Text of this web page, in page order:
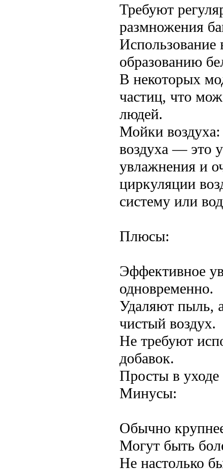
Требуют
размножения
Использование
образованию
В некоторых
частиц, что
людей.
Мойки
воздуха — это
увлажнения и
циркуляции
систему или
Плюсы:
Эффективное
одновременно.
Удаляют пыль,
чистый воздух.
Не требуют
добавок.
Просты в уходе
Минусы:
Обычно
Могут быть
Не настолько